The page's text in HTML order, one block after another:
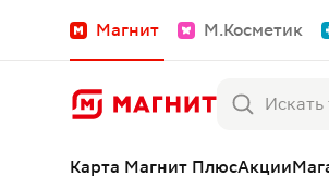
Магнит М.Косметик
Карта Магнит ПлюсАкции